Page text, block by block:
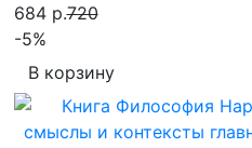
684 р.720
-5%
В корзину